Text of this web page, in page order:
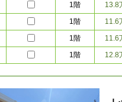
1階
13.8
1階
11.6
1階
11.6
1階
12.8